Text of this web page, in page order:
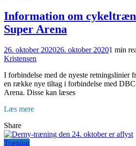
Information om
Super Arena
26. oktober 202026. oktober 20201 min
Kristensen
I forbindelse med de nyeste retningslinier
en række nye tiltag i forbindelse med
Arena. Disse kan læses
Læs mere
Share
Træning